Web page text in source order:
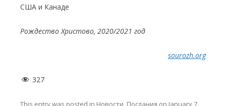
США и Канаде
Рождество Христово, 2020/2021 год
sourozh.org
327
This entry was posted in Новости, Послания on January 7,